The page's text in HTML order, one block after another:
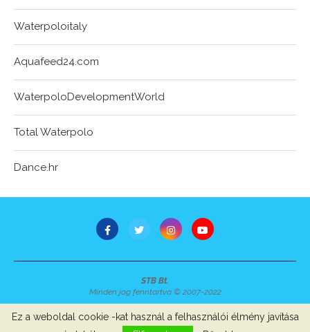
Waterpoloitaly
Aquafeed24.com
WaterpoloDevelopmentWorld
Total Waterpolo
Dance.hr
STB Bt.
Minden jog fenntartva © 2007-2022
Szerzői jogok, adatvédelem -Impresszum
Ez a weboldal cookie -kat használ a felhasználói élmény javítása